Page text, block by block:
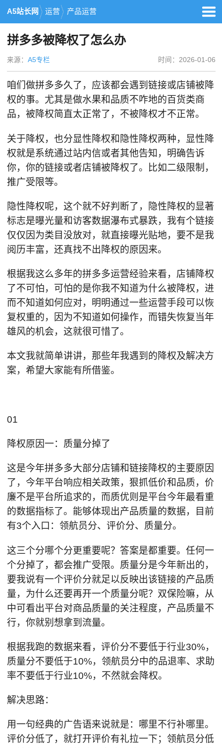
A5站长网 运营 产品运营
拼多多被降权了怎么办
来源： A5专栏 时间：2026-01-06
咱们做拼多多久了，应该都会遇到链接或店铺被降
权的事。尤其是做水果和品质不咋地的百货类商
品，被降权简直太正常了，不被降权才不正常。
关于降权，也分显性降权和隐性降权两种，显性降
权就是系统通过站内信或者其他告知，明确告诉
你，你的链接或者店铺被降权了。比如二级限制，
推广受限等。
隐性降权呢，这个就不好判断了，隐性降权的显著
标志是曝光量和访客数据瀑布式暴跌，我有个链接
仅仅因为类目没放对，就直接曝光贴地，要不是我
阅历丰富，还真找不出降权的原因来。
根据我这么多年的拼多多运营经验来看，店铺降权
了不可怕，可怕的是你我不知道为什么被降权，进
而不知道如何应对，明明通过一些运营手段可以恢
复权重的，因为不知道如何操作，而错失恢复当年
雄风的机会，这就很可惜了。
本文我就简单讲讲，那些年我遇到的降权及解决方
案，希望大家能有所借鉴。
01
降权原因一：质量分掉了
这是今年拼多多大部分店铺和链接降权的主要原因
了，今年平台响应相关政策，狠抓低价和品质，价
廉不是平台所追求的，而质优则是平台今年最看重
的数据指标了。能够体现出产品质量的数据，目前
有3个入口：领航员分、评价分、质量分。
这三个分哪个分更重要呢？答案是都重要。任何一
个分掉了，都会推广受限。质量分是今年新出的，
要我说有一个评价分就足以反映出该链接的产品质
量，为什么还要再开一个质量分呢？双保险嘛，从
中可看出平台对商品质量的关注程度，产品质量不
行，你就别想拿到流量。
根据我跑的数据来看，评价分不要低于行业30%，
质量分不要低于10%，领航员分中的品退率、求助
率不要低于行业10%，不然就会降权。
解决思路：
用一句经典的广告语来说就是：哪里不行补哪里。
评价分低了，就打开评价有礼拉一下；领航员分低